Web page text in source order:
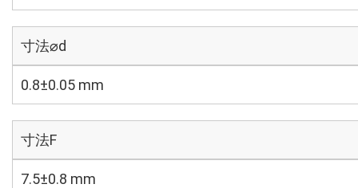
寸法⌀d
0.8±0.05 mm
寸法F
7.5±0.8 mm